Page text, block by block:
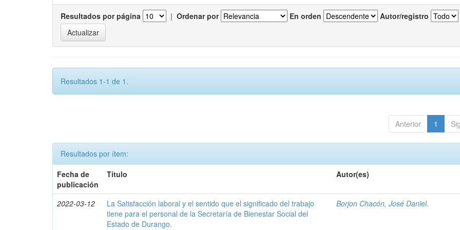
Resultados por página | Ordenar por En orden Autor/registro
Resultados 1-1 de 1.
Anterior 1
Resultados por ítem:
Fecha de
publicación
Título Autor(es)
2022-03-12
La Satisfacción laboral y el sentido que el significado del trabajo
tiene para el personal de la Secretaría de Bienestar Social del
Estado de Durango.
Borjon Chacón, José Daniel.